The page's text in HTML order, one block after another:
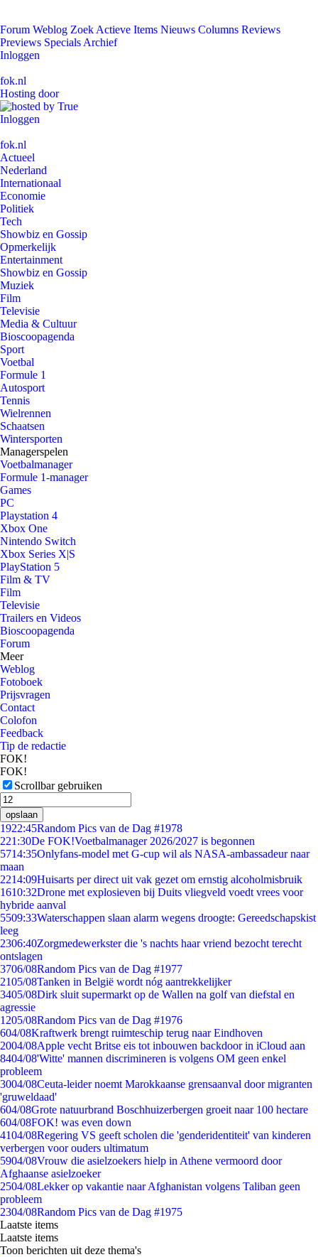
Forum Weblog Zoek Actieve Items Nieuws Columns Reviews
Previews Specials Archief
Inloggen
fok.nl
Hosting door
Inloggen
fok.nl
Actueel
Nederland
Internationaal
Economie
Politiek
Tech
Showbiz en Gossip
Opmerkelijk
Entertainment
Showbiz en Gossip
Muziek
Film
Televisie
Media & Cultuur
Bioscoopagenda
Sport
Voetbal
Formule 1
Autosport
Tennis
Wielrennen
Schaatsen
Wintersporten
Managerspelen
Voetbalmanager
Formule 1-manager
Games
PC
Playstation 4
Xbox One
Nintendo Switch
Xbox Series X|S
PlayStation 5
Film & TV
Film
Televisie
Trailers en Videos
Bioscoopagenda
Forum
Meer
Weblog
Fotoboek
Prijsvragen
Contact
Colofon
Feedback
Tip de redactie
FOK!
FOK!
Scrollbar gebruiken
opslaan
1922:45Random Pics van de Dag #1978
221:30De FOK!Voetbalmanager 2026/2027 is begonnen
5714:35Onlyfans-model met G-cup wil als NASA-ambassadeur naar
maan
2214:09Huisarts per direct uit vak gezet om ernstig alcoholmisbruik
1610:32Drone met explosieven bij Duits vliegveld voedt vrees voor
hybride aanval
5509:33Waterschappen slaan alarm wegens droogte: Gereedschapskist
leeg
2306:40Zorgmedewerkster die 's nachts haar vriend bezocht terecht
ontslagen
3706/08Random Pics van de Dag #1977
2105/08Tanken in België wordt nóg aantrekkelijker
3405/08Dirk sluit supermarkt op de Wallen na golf van diefstal en
agressie
1205/08Random Pics van de Dag #1976
604/08Kraftwerk brengt ruimteschip terug naar Eindhoven
2004/08Apple vecht Britse eis tot inbouwen backdoor in iCloud aan
8404/08'Witte' mannen discrimineren is volgens OM geen enkel
probleem
3004/08Ceuta-leider noemt Marokkaanse grensaanval door migranten
'gruweldaad'
604/08Grote natuurbrand Boschhuizerbergen groeit naar 100 hectare
604/08FOK! was even down
4104/08Regering VS geeft scholen die 'genderidentiteit' van kinderen
verbergen voor ouders ultimatum
5904/08Vrouw die asielzoekers hielp in Athene vermoord door
Afghaanse asielzoeker
2504/08Lekker op vakantie naar Afghanistan volgens Taliban geen
probleem
2304/08Random Pics van de Dag #1975
Laatste items
Laatste items
Toon berichten uit deze thema's